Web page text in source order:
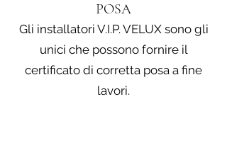
POSA
Gli installatori V.I.P. VELUX sono gli
unici che possono fornire il
certificato di corretta posa a fine
lavori.